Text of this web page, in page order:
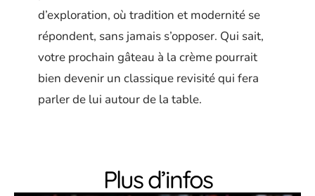
d’exploration, où tradition et modernité se
répondent, sans jamais s’opposer. Qui sait,
votre prochain gâteau à la crème pourrait
bien devenir un classique revisité qui fera
parler de lui autour de la table.
Plus d’infos